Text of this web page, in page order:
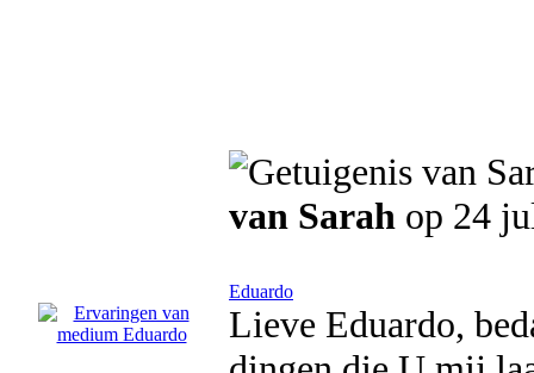
van Sarah op 24
Eduardo
Lieve Eduardo,